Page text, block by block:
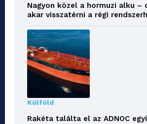
Nagyon közel a hormuzi alku –
akar visszatérni a régi
Külföld
Rakéta találta el az ADNOC